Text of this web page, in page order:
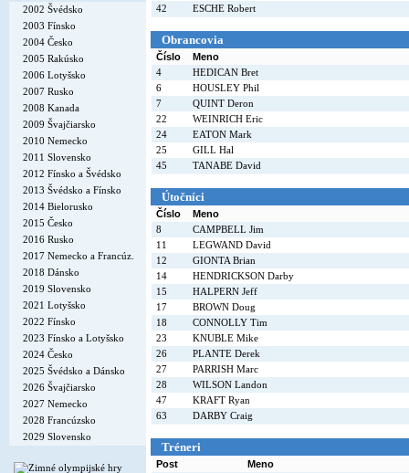
2002 Švédsko
2003 Fínsko
2004 Česko
2005 Rakúsko
2006 Lotyšsko
2007 Rusko
2008 Kanada
2009 Švajčiarsko
2010 Nemecko
2011 Slovensko
2012 Fínsko a Švédsko
2013 Švédsko a Fínsko
2014 Bielorusko
2015 Česko
2016 Rusko
2017 Nemecko a Francúz.
2018 Dánsko
2019 Slovensko
2021 Lotyšsko
2022 Fínsko
2023 Fínsko a Lotyšsko
2024 Česko
2025 Švédsko a Dánsko
2026 Švajčiarsko
2027 Nemecko
2028 Francúzsko
2029 Slovensko
42
ESCHE Robert
Obrancovia
Číslo
Meno
4
HEDICAN Bret
6
HOUSLEY Phil
7
QUINT Deron
22
WEINRICH Eric
24
EATON Mark
25
GILL Hal
45
TANABE David
Útočníci
Číslo
Meno
8
CAMPBELL Jim
11
LEGWAND David
12
GIONTA Brian
14
HENDRICKSON Darby
15
HALPERN Jeff
17
BROWN Doug
18
CONNOLLY Tim
23
KNUBLE Mike
26
PLANTE Derek
27
PARRISH Marc
28
WILSON Landon
47
KRAFT Ryan
63
DARBY Craig
Tréneri
Post
Meno